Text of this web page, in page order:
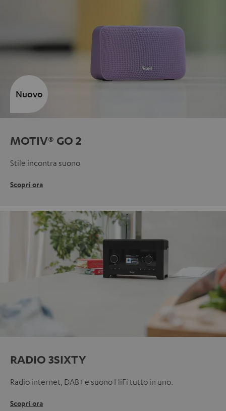
MOTIV® GO 2
Stile incontra suono
Scopri ora
Nuovo
RADIO 3SIXTY
Radio internet, DAB+ e suono HiFi tutto in uno.
Scopri ora